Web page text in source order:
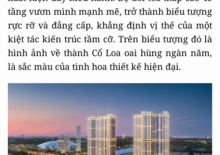
tầng vươn mình mạnh mẽ, trở thành biểu tượng
rực rỡ và đẳng cấp, khẳng định vị thế của một
kiệt tác kiến trúc tầm cỡ. Trên biểu tượng đó là
hình ảnh về thành Cổ Loa oai hùng ngàn năm,
là sắc màu của tinh hoa thiết kế hiện đại.